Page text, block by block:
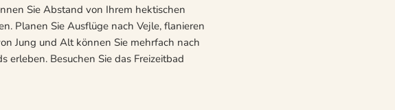
Sie Abstand von Ihrem hektischen
Planen Sie Ausflüge nach Vejle, flanieren
Jung und Alt können Sie mehrfach nach
Besuchen Sie das Freizeitbad